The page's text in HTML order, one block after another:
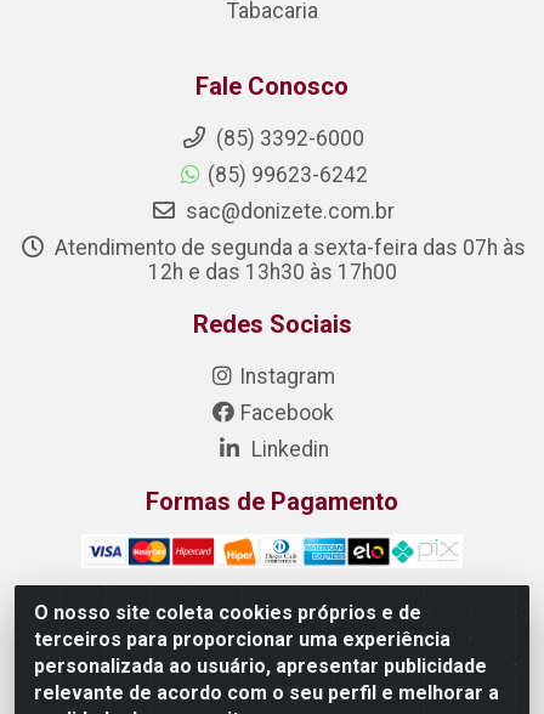
O nosso site coleta cookies próprios e de
terceiros para proporcionar uma experiência
personalizada ao usuário, apresentar publicidade
relevante de acordo com o seu perfil e melhorar a
Tabacaria
Fale Conosco
(85) 3392-6000
(85) 99623-6242
sac@donizete.com.br
Atendimento de segunda a sexta-feira das 07h às
12h e das 13h30 às 17h00
Redes Sociais
Instagram
Facebook
Linkedin
Formas de Pagamento
DONIZETE DISTRIBUIDORA DE ALIMENTOS S/A - Rua
Raimundo Matias, 377 - Pedras, Itaitinga/CE - CEP 61.887-
880 - CNPJ 23.577.851/0001-05